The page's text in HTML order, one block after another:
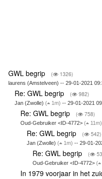
GWL begrip ( 1326)
laurens (Amstelveen) -- 29-01-2021
Re: GWL begrip ( 982)
Jan (Zwolle) ( 1m) -- 29-01-2021
Re: GWL begrip ( 758)
Oud-Gebruiker <ID-4772>( 11m)
Re: GWL begrip ( 542)
Jan (Zwolle) ( 1m) -- 29-01-
Re: GWL begrip (
Oud-Gebruiker <ID-4772>(
In 1979 voorjaar in het